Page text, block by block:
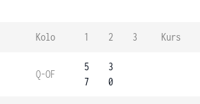
Kolo 1 2 3 Kurs
Q-OF
5
7
3
0